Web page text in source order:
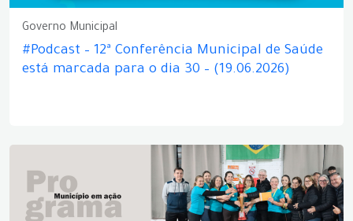
Governo Municipal
#Podcast – 12ª Conferência Municipal de Saúde
está marcada para o dia 30 – (19.06.2026)